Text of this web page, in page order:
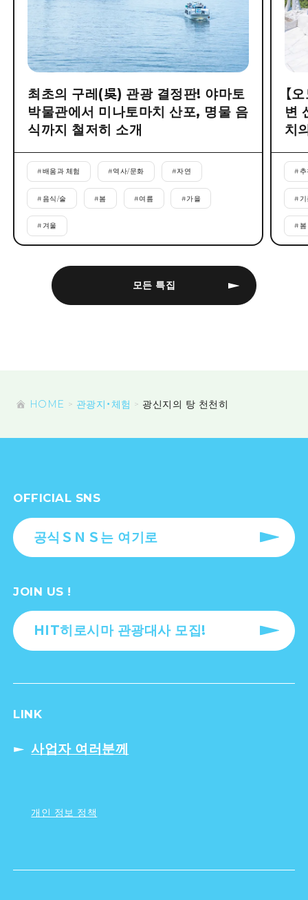
모든 특집
최초의 구레(吳) 관광 결정판! 야마토
박물관에서 미나토마치 산포, 명물 음
식까지 철저히 소개
#배움과 체험 #역사/문화 #자연
#음식/술 #봄 #여름 #가을
# 겨울
【
변
치
#
#
#봄
HOME 관광지・체험 광신지의 탕 천천히
OFFICIAL SNS
공식ＳＮＳ는 여기로
JOIN US !
HIT히로시마 관광대사 모집!
LINK
사업자 여러분께
개인 정보 정책